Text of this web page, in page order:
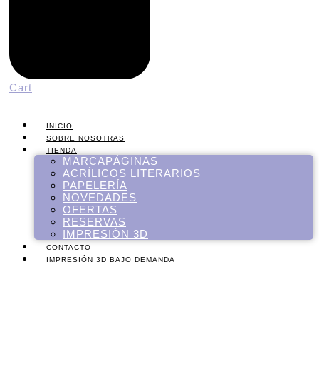
Cart
INICIO
SOBRE NOSOTRAS
TIENDA
MARCAPÁGINAS
ACRÍLICOS LITERARIOS
PAPELERÍA
NOVEDADES
OFERTAS
RESERVAS
IMPRESIÓN 3D
CONTACTO
IMPRESIÓN 3D BAJO DEMANDA